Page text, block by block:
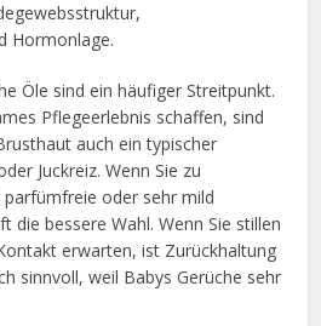
Hormonlage.
Öle sind ein häufiger Streitpunkt.
Pflegeerlebnis schaffen, sind
auch ein typischer
Juckreiz. Wenn Sie zu
oder sehr mild
die bessere Wahl. Wenn Sie stillen
erwarten, ist Zurückhaltung
sinnvoll, weil Babys Gerüche sehr